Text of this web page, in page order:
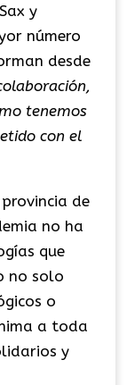
y
número
desde
tenemos
con el
de
no ha
que
no solo
o
a toda
y